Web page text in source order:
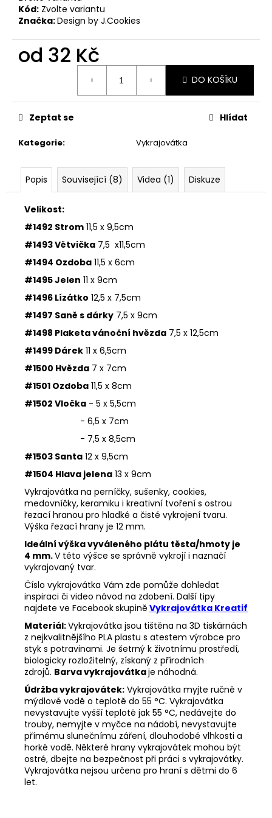
Kód: Zvolte variantu
Značka:Design by J.Cookies
od 32 Kč
DO KOŠÍKU
Kategorie: Vykrajovátka
Zeptat se Hlídat
Popis Související (8) Videa (1) Diskuze
Velikost:
#1492 Strom 11,5 x 9,5cm
#1493 Větvička 7,5 x11,5cm
#1494 Ozdoba 11,5 x 6cm
#1495 Jelen 11 x 9cm
#1496 Lízátko 12,5 x 7,5cm
#1497 Saně s dárky 7,5 x 9cm
#1498 Plaketa vánoční hvězda 7,5 x 12,5cm
#1499 Dárek 11 x 6,5cm
#1500 Hvězda 7 x 7cm
#1501 Ozdoba 11,5 x 8cm
#1502 Vločka - 5 x 5,5cm
- 6,5 x 7cm
- 7,5 x 8,5cm
#1503 Santa 12 x 9,5cm
#1504 Hlava jelena 13 x 9cm
Vykrajovátka na perníčky, sušenky, cookies,
medovníčky, keramiku i kreativní tvoření s ostrou
řezací hranou pro hladké a čisté vykrojení tvaru.
Výška řezací hrany je 12 mm.
Ideální výška vyváleného plátu těsta/hmoty je
4 mm.V této výšce se správně vykrojí i naznačí
vykrajovaný tvar.
Číslo vykrajovátka Vám zde pomůže dohledat
inspiraci či video návod na zdobení. Další tipy
najdete ve Facebookskupině Vykrajovátka Kreatif
Materiál:Vykrajovátka jsou tištěna na 3D tiskárnách
z nejkvalitnějšího PLA plastu s atestem výrobce pro
styk s potravinami. Je šetrný k životnímu prostředí,
biologicky rozložitelný, získaný z přírodních
zdrojů. Barva vykrajovátkaje náhodná.
Údržba vykrajovátek: Vykrajovátka myjte ručně v
mýdlové vodě o teplotě do 55 °C. Vykrajovátka
nevystavujte vyšší teplotě jak 55 °C, nedávejte do
trouby, nemyjte v myčce na nádobí, nevystavujte
přímému slunečnímu záření, dlouhodobé vlhkosti a
horké vodě. Některé hrany vykrajovátek mohou být
ostré, dbejte na bezpečnost při práci s vykrajovátky.
Vykrajovátka nejsou určena pro hraní s dětmi do 6
let.
u
e
m
33001
ZDOBÍCÍ
SÁČEK